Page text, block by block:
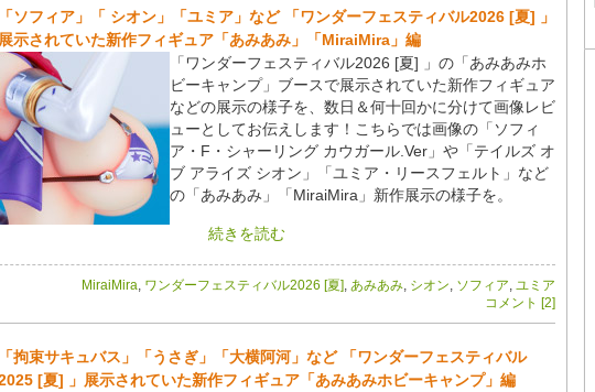
ソフィア」「 シオン」「ユミア」など 「ワンダーフェスティバル2026 [夏] 」
示されていた新作フィギュア「あみあみ」「MiraiMira」編
「ワンダーフェスティバル2026 [夏] 」の「あみあみホ
ビーキャンプ」ブースで展示されていた新作フィギュア
などの展示の様子を、数日＆何十回かに分けて画像レビ
ューとしてお伝えします！こちらでは画像の「ソフィ
ア・F・シャーリング カウガール.Ver」や「テイルズ オ
ブ アライズ シオン」「ユミア・リースフェルト」など
の「あみあみ」「MiraiMira」新作展示の様子を。
続きを読む
MiraiMira, ワンダーフェスティバル2026 [夏], あみあみ, シオン, ソフィア, ユミア
コメント [2]
拘束サキュバス」「うさぎ」「大横阿河」など 「ワンダーフェスティバル
[夏] 」展示されていた新作フィギュア「あみあみホビーキャンプ」編